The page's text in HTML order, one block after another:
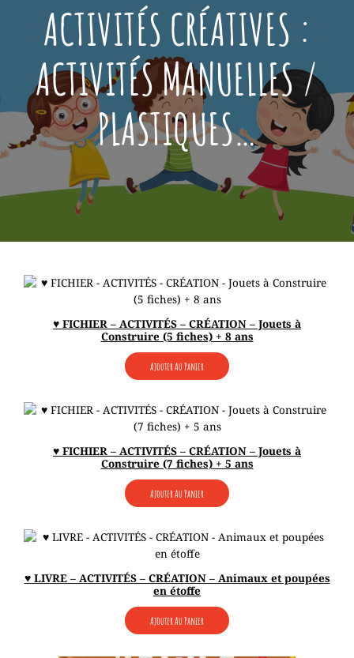
ACTIVITÉS CRÉATIVES :
ACTIVITÉS MANUELLES /
PLASTIQUES…
♥ FICHIER – ACTIVITÉS – CRÉATION – Jouets à
Construire (5 fiches) + 8 ans
Ajouter Au Panier
♥ FICHIER – ACTIVITÉS – CRÉATION – Jouets à
Construire (7 fiches) + 5 ans
Ajouter Au Panier
♥ LIVRE – ACTIVITÉS – CRÉATION – Animaux et poupées
en étoffe
Ajouter Au Panier